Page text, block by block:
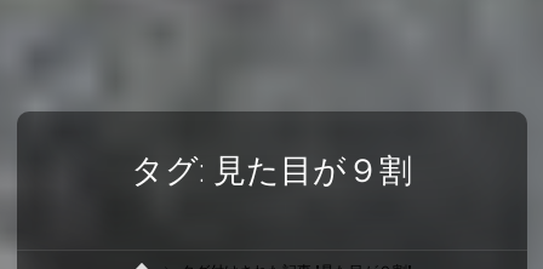
タグ: 見た目が９割